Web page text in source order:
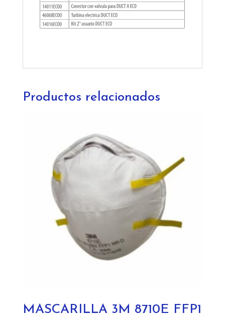
Productos relacionados
MASCARILLA 3M 8710E FFP1